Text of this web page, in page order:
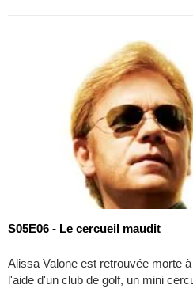
S05E06 - Le cercueil maudit
Alissa Valone est retrouvée morte
l'aide d'un club de golf, un mini